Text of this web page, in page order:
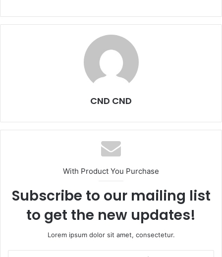
CND CND
With Product You Purchase
Subscribe to our mailing list
to get the new updates!
Lorem ipsum dolor sit amet, consectetur.